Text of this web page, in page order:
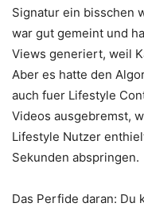
Signatur ein bisschen
war gut gemeint und
Views generiert, weil
Aber es hatte den
auch fuer Lifestyle
Videos ausgebremst,
Lifestyle Nutzer
Sekunden abspringen.
Das Perfide daran: Du